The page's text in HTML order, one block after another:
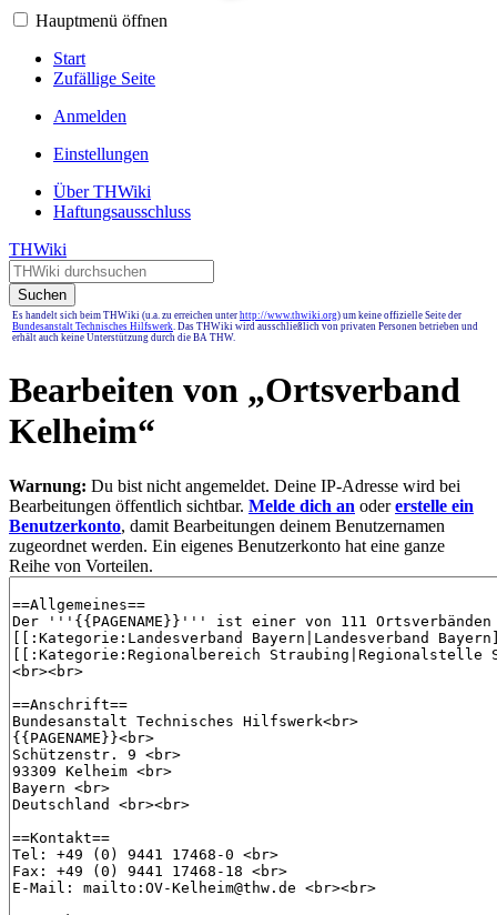
Hauptmenü öffnen
Start
Zufällige Seite
Anmelden
Einstellungen
Über THWiki
Haftungsausschluss
THWiki
Suchen
Es handelt sich beim THWiki (u.a. zu erreichen unter http://www.thwiki.org) um keine offizielle Seite der
Bundesanstalt Technisches Hilfswerk. Das THWiki wird ausschließlich von privaten Personen betrieben und
erhält auch keine Unterstützung durch die BA THW.
Bearbeiten von „Ortsverband
Kelheim“
Warnung: Du bist nicht angemeldet. Deine IP-Adresse wird bei
Bearbeitungen öffentlich sichtbar. Melde dich an odererstelle ein
Benutzerkonto, damit Bearbeitungen deinem Benutzernamen
zugeordnet werden. Ein eigenes Benutzerkonto hat eine ganze
Reihe von Vorteilen.